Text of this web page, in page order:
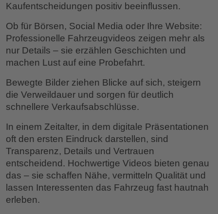
Kaufentscheidungen positiv beeinflussen.
Ob für Börsen, Social Media oder Ihre Website:
Professionelle Fahrzeugvideos zeigen mehr als
nur Details – sie erzählen Geschichten und
machen Lust auf eine Probefahrt.
Bewegte Bilder ziehen Blicke auf sich, steigern
die Verweildauer und sorgen für deutlich
schnellere Verkaufsabschlüsse.
In einem Zeitalter, in dem digitale Präsentationen
oft den ersten Eindruck darstellen, sind
Transparenz, Details und Vertrauen
entscheidend. Hochwertige Videos bieten genau
das – sie schaffen Nähe, vermitteln Qualität und
lassen Interessenten das Fahrzeug fast hautnah
erleben.